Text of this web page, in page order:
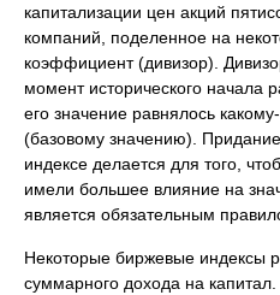
капитализации цен акций
компаний, поделенное на
коэффициент (дивизор).
момент исторического начала
его значение равнялось
(базовому значению).
индексе делается для того,
имели большее влияние на
является обязательным
Некоторые биржевые индексы
суммарного дохода на